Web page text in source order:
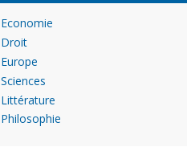
Economie
Droit
Europe
Sciences
Littérature
Philosophie